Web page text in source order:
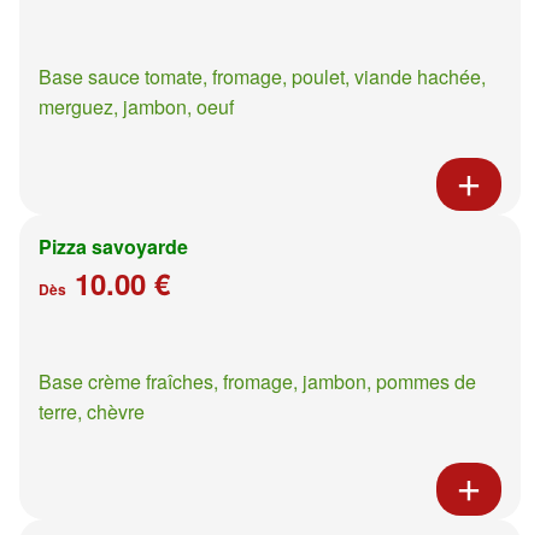
Base sauce tomate, fromage, poulet, viande hachée,
merguez, jambon, oeuf
Pizza savoyarde
Dès 10.00 €
Base crème fraîches, fromage, jambon, pommes de
terre, chèvre